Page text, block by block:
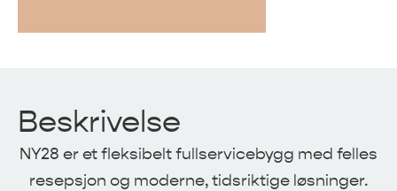
Beskrivelse
NY28 er et fleksibelt fullservicebygg med felles
resepsjon og moderne, tidsriktige løsninger.